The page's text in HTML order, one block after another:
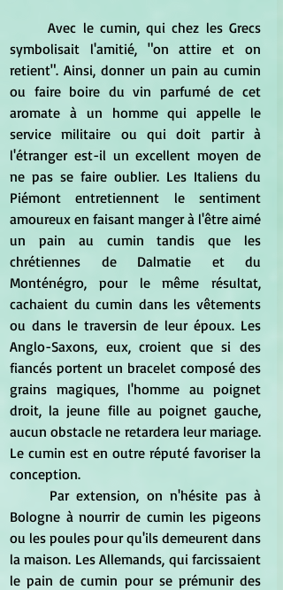
Avec le cumin, qui chez les Grecs
symbolisait l'amitié, "on attire et on
retient". Ainsi, donner un pain au cumin
ou faire boire du vin parfumé de cet
aromate à un homme qui appelle le
service militaire ou qui doit partir à
l'étranger est-il un excellent moyen de
ne pas se faire oublier. Les Italiens du
Piémont entretiennent le sentiment
amoureux en faisant manger à l'être aimé
un pain au cumin tandis que les
chrétiennes de Dalmatie et du
Monténégro, pour le même résultat,
cachaient du cumin dans les vêtements
ou dans le traversin de leur époux. Les
Anglo-Saxons, eux, croient que si des
fiancés portent un bracelet composé des
grains magiques, l'homme au poignet
droit, la jeune fille au poignet gauche,
aucun obstacle ne retardera leur mariage.
Le cumin est en outre réputé favoriser la
conception.
Par extension, on n'hésite pas à
Bologne à nourrir de cumin les pigeons
ou les poules pour qu'ils demeurent dans
la maison. Les Allemands, qui farcissaient
le pain de cumin pour se prémunir des